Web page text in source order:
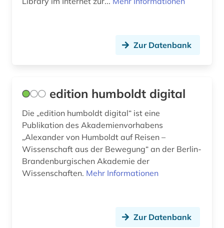
Zur Datenbank
edition humboldt digital
Die „edition humboldt digital“ ist eine
Publikation des Akademienvorhabens
„Alexander von Humboldt auf Reisen –
Wissenschaft aus der Bewegung“ an der Berlin-
Brandenburgischen Akademie der
Wissenschaften. Mehr Informationen
Zur Datenbank